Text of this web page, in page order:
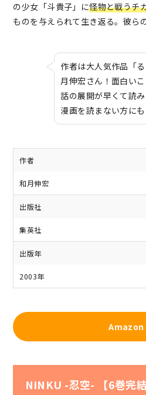
の少女「斗貴子」に怪物と戦うチ
ものを与えられて生き返る。彼ら
作者は大人気作品「
月伸宏さん！面白い
話の展開が早くて読
漫画を読まない方にも
作者
和月伸宏
出版社
集英社
出版年
2003年
Amazon
NINKU -忍空- 【6巻完結